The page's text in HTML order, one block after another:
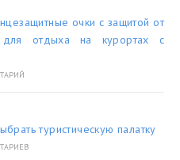
очки с защитой от
для отдыха на курортах с
туристическую палатку